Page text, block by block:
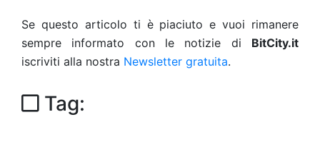
Se questo articolo ti è piaciuto e vuoi rimanere
sempre informato con le notizie di BitCity.it
iscriviti alla nostra Newsletter gratuita.
Tag: